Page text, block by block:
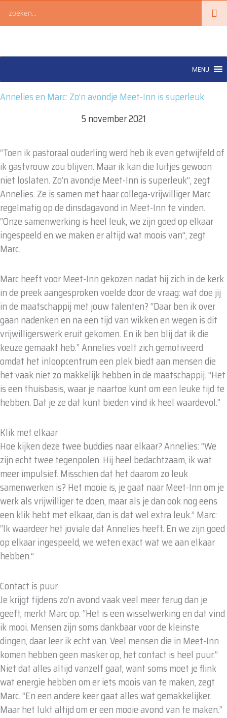
naar
Zoeken
MENU
Annelies en Marc: Zo’n avondje Meet-Inn is superleuk
5 november 2021
“Toen ik pastoraal ouderling werd heb ik even getwijfeld of
ik gastvrouw zou blijven. Maar ik kan die luitjes gewoon
niet loslaten. Zo’n avondje Meet-Inn is superleuk”, zegt
Annelies. Ze is samen met haar collega-vrijwilliger Marc
regelmatig op de dinsdagavond in Meet-Inn te vinden.
“Onze samenwerking is heel leuk, we zijn goed op elkaar
ingespeeld en we maken er altijd wat moois van”, zegt
Marc.
Marc heeft voor Meet-Inn gekozen nadat hij zich in de kerk
in de preek aangesproken voelde door de vraag: wat doe jij
in de maatschappij met jouw talenten? “Daar ben ik over
gaan nadenken en na een tijd van wikken en wegen is dit
vrijwilligerswerk eruit gekomen. En ik ben blij dat ik die
keuze gemaakt heb.” Annelies voelt zich gemotiveerd
omdat het inloopcentrum een plek biedt aan mensen die
het vaak niet zo makkelijk hebben in de maatschappij. “Het
is een thuisbasis, waar je naartoe kunt om een leuke tijd te
hebben. Dat je ze dat kunt bieden vind ik heel waardevol.”
Klik met elkaar
Hoe kijken deze twee buddies naar elkaar? Annelies: “We
zijn echt twee tegenpolen. Hij heel bedachtzaam, ik wat
meer impulsief. Misschien dat het daarom zo leuk
samenwerken is? Het mooie is, je gaat naar Meet-Inn om je
werk als vrijwilliger te doen, maar als je dan ook nog eens
een klik hebt met elkaar, dan is dat wel extra leuk.” Marc:
“Ik waardeer het joviale dat Annelies heeft. En we zijn goed
op elkaar ingespeeld, we weten exact wat we aan elkaar
hebben.”
Contact is puur
Je krijgt tijdens zo’n avond vaak veel meer terug dan je
geeft, merkt Marc op. “Het is een wisselwerking en dat vind
ik mooi. Mensen zijn soms dankbaar voor de kleinste
dingen, daar leer ik echt van. Veel mensen die in Meet-Inn
komen hebben geen masker op, het contact is heel puur.”
Niet dat alles altijd vanzelf gaat, want soms moet je flink
wat energie hebben om er iets moois van te maken, zegt
Marc. “En een andere keer gaat alles wat gemakkelijker.
Maar het lukt altijd om er een mooie avond van te maken.”